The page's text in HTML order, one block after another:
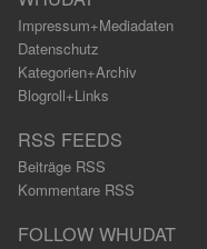
Impressum+Mediadaten
Datenschutz
Kategorien+Archiv
Blogroll+Links
RSS FEEDS
Beiträge RSS
Kommentare RSS
FOLLOW WHUDAT